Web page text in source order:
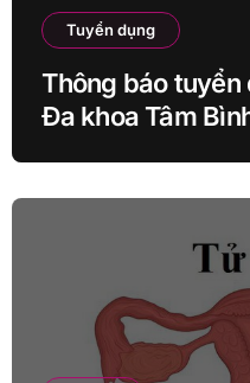
Tuyển dụng
Thông báo tuyển
Đa khoa Tâm